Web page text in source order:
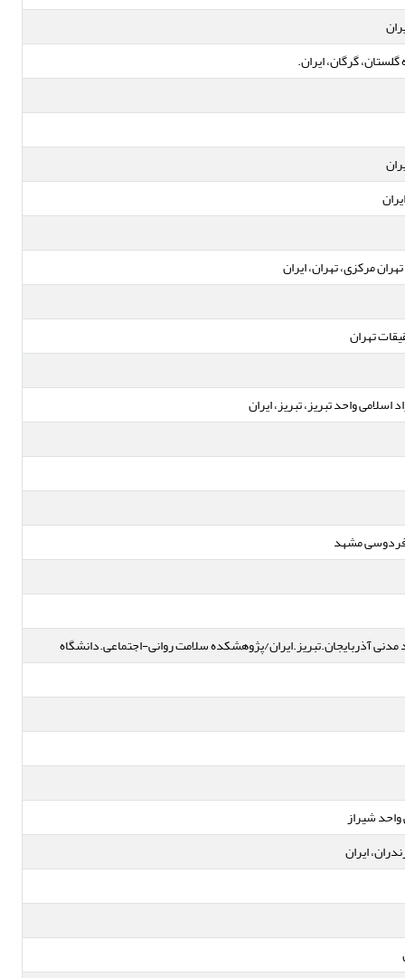
گرگان، ایران.
مرکزی، تهران، ایران
تهران
واحد تبریز، تبریز، ایران
فردوسی مشهد
آذربایجان.تبریز.ایران/پژوهشکده سلامت روانی-اجتماعی.دانشگاه
شیراز
ایران